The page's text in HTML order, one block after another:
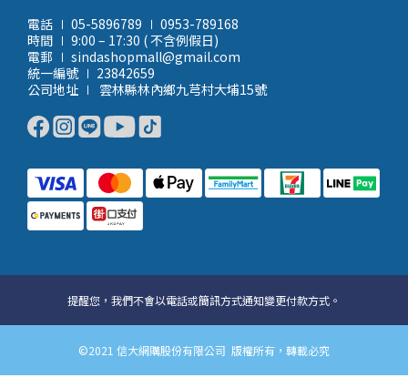
電話 ∣ 05-5896789 ∣ 0953-789168
時間 ∣ 9:00 – 17:30 ( 不含例假日)
電郵 ∣ sindashopmall@gmail.com
統一編號 ∣ 23842659
公司地址 ∣ 雲林縣林內鄉九芎村大埔15號
提醒您，我們不會以電話或簡訊方式通知變更付款方式。
©2021 信大網購股份有限公司 版權所有，轉載必究